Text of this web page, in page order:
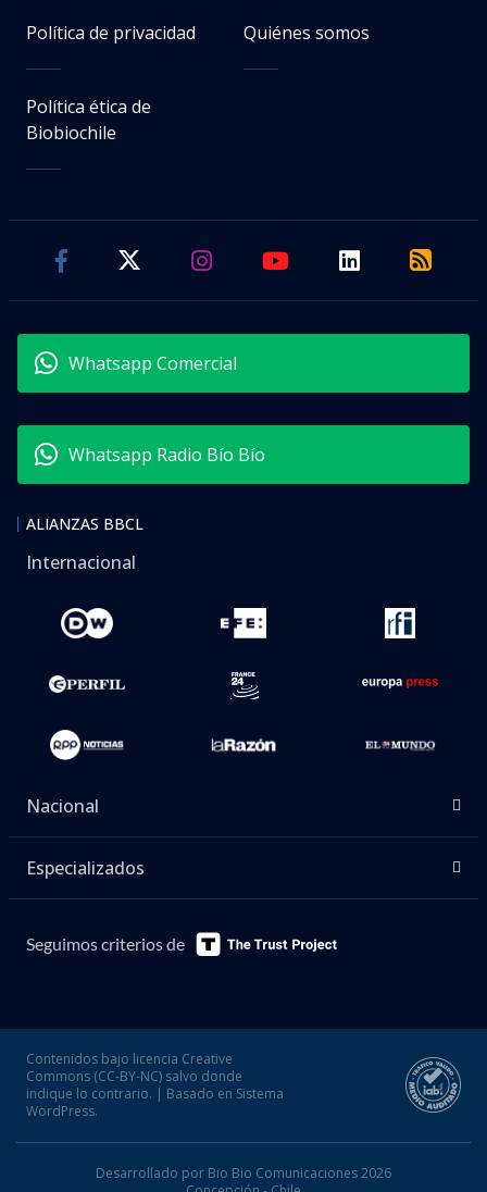
Política de privacidad Quiénes somos
Política ética de
Biobiochile
Whatsapp Comercial
Whatsapp Radio Bío Bío
ALIANZAS BBCL
Internacional
Nacional
Especializados
Seguimos criterios de
Contenidos bajo licencia Creative
Commons (CC-BY-NC) salvo donde
indique lo contrario. | Basado en Sistema
WordPress.
Desarrollado por Bio Bio Comunicaciones 2026